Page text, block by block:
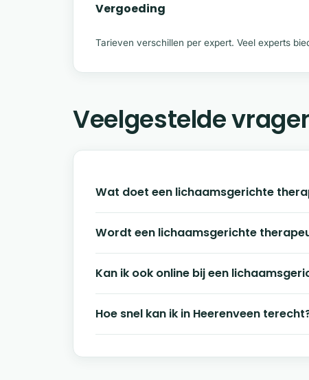
Vergoeding
Tarieven verschillen per expert. Veel experts
Veelgestelde
Wat doet een lichaamsgerichte
Wordt een lichaamsgerichte
Kan ik ook online bij een
Hoe snel kan ik in Heerenveen